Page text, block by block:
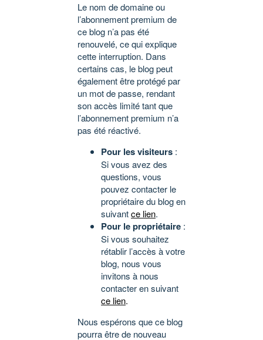
Le nom de domaine ou
l’abonnement premium de
ce blog n’a pas été
renouvelé, ce qui explique
cette interruption. Dans
certains cas, le blog peut
également être protégé par
un mot de passe, rendant
son accès limité tant que
l’abonnement premium n’a
pas été réactivé.
Pour les visiteurs :
Si vous avez des
questions, vous
pouvez contacter le
propriétaire du blog en
suivantce lien.
Pour le propriétaire :
Si vous souhaitez
rétablir l’accès à votre
blog, nous vous
invitons à nous
contacter en suivant
ce lien.
Nous espérons que ce blog
pourra être de nouveau